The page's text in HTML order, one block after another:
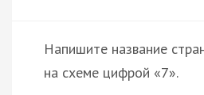
Напишите название
на схеме цифрой «7».